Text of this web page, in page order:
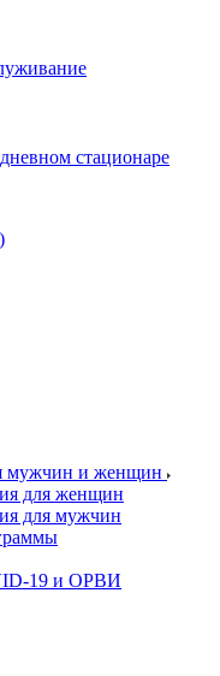
стационаре
мужчин и женщин
для женщин
для мужчин
19 и ОРВИ